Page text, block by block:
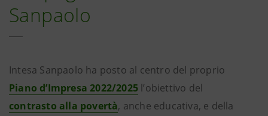
Sanpaolo
Intesa Sanpaolo ha posto al centro del proprio
Piano d’Impresa 2022/2025 l’obiettivo del
contrasto alla povertà, anche educativa, e della